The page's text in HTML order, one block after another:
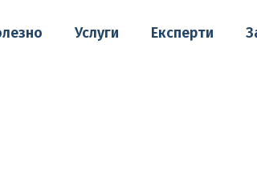
Услуги Експерти